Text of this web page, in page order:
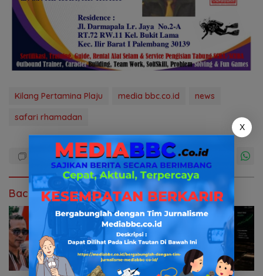
Kilang Pertamina Plaju media bbc.co.id
news
safari rhamadan
Baca Juga
X